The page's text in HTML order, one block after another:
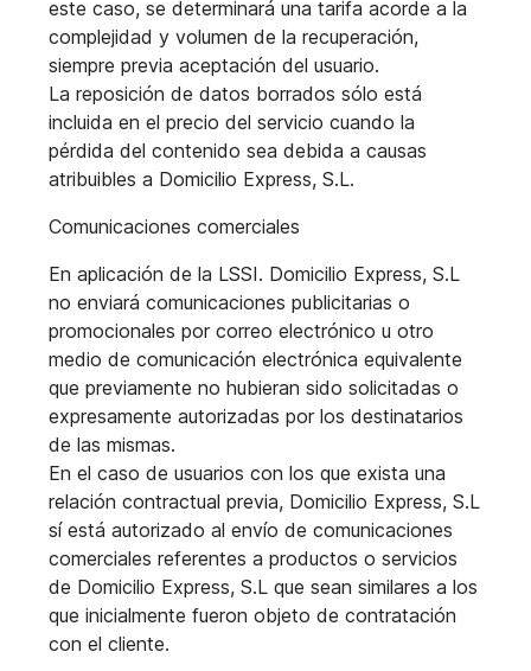
este caso, se determinará una tarifa acorde a la
complejidad y volumen de la recuperación,
siempre previa aceptación del usuario.
La reposición de datos borrados sólo está
incluida en el precio del servicio cuando la
pérdida del contenido sea debida a causas
atribuibles a Domicilio Express, S.L.
Comunicaciones comerciales
En aplicación de la LSSI. Domicilio Express, S.L
no enviará comunicaciones publicitarias o
promocionales por correo electrónico u otro
medio de comunicación electrónica equivalente
que previamente no hubieran sido solicitadas o
expresamente autorizadas por los destinatarios
de las mismas.
En el caso de usuarios con los que exista una
relación contractual previa, Domicilio Express, S.L
sí está autorizado al envío de comunicaciones
comerciales referentes a productos o servicios
de Domicilio Express, S.L que sean similares a los
que inicialmente fueron objeto de contratación
con el cliente.